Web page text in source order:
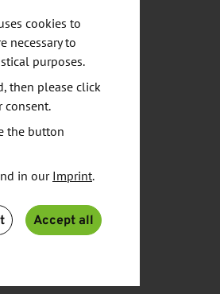
cookies to
necessary to
purposes.
then please click
consent.
the button
in our Imprint.
Accept all